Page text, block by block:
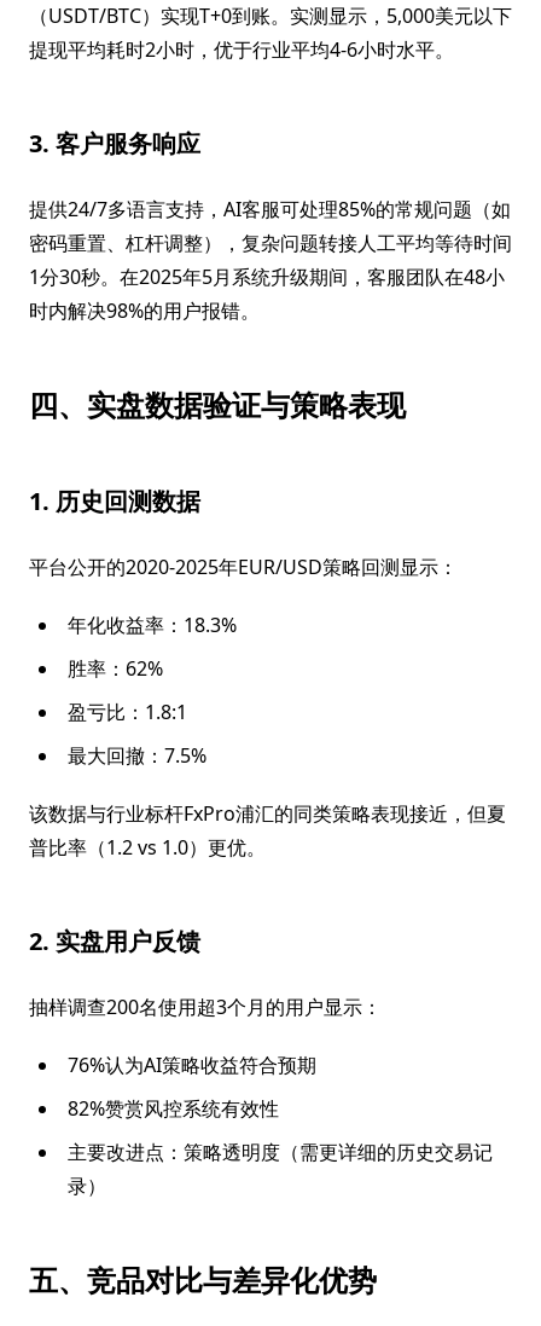
（USDT/BTC）实现T+0到账。实测显示，5,000美元以下
提现平均耗时2小时，优于行业平均4-6小时水平。
3. 客户服务响应
提供24/7多语言支持，AI客服可处理85%的常规问题（如
密码重置、杠杆调整），复杂问题转接人工平均等待时间
1分30秒。在2025年5月系统升级期间，客服团队在48小
时内解决98%的用户报错。
四、实盘数据验证与策略表现
1. 历史回测数据
平台公开的2020-2025年EUR/USD策略回测显示：
年化收益率：18.3%
胜率：62%
盈亏比：1.8:1
最大回撤：7.5%
该数据与行业标杆FxPro浦汇的同类策略表现接近，但夏
普比率（1.2 vs 1.0）更优。
2. 实盘用户反馈
抽样调查200名使用超3个月的用户显示：
76%认为AI策略收益符合预期
82%赞赏风控系统有效性
主要改进点：策略透明度（需更详细的历史交易记
录）
五、竞品对比与差异化优势